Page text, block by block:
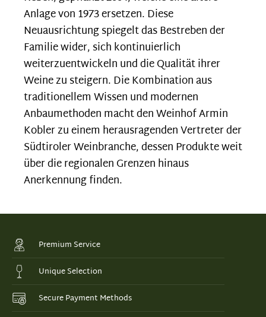
Anlage von 1973 ersetzen. Diese
Neuausrichtung spiegelt das Bestreben der
Familie wider, sich kontinuierlich
weiterzuentwickeln und die Qualität ihrer
Weine zu steigern. Die Kombination aus
traditionellem Wissen und modernen
Anbaumethoden macht den Weinhof Armin
Kobler zu einem herausragenden Vertreter der
Südtiroler Weinbranche, dessen Produkte weit
über die regionalen Grenzen hinaus
Anerkennung finden.
Premium Service
Unique Selection
Secure Payment Methods